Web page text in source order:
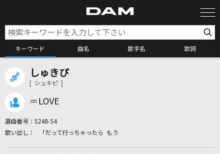
キーワード 曲名 歌手名 歌詞
しゅきぴ
[ シュキピ ]
＝LOVE
選曲番号： 5248-54
「だって行っちゃったら もう